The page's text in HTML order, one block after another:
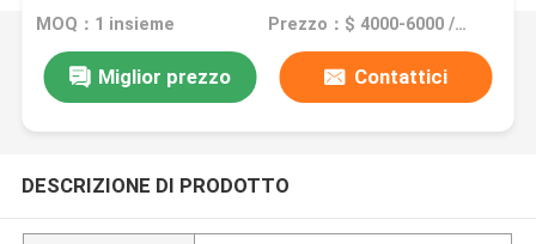
MOQ：1 insieme Prezzo：$ 4000-6000 /Unit
Miglior prezzo Contattici
DESCRIZIONE DI PRODOTTO